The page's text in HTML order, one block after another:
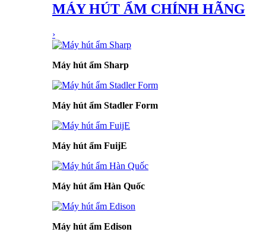
MÁY HÚT ẨM CHÍNH HÃNG
›
Máy hút ẩm Sharp
Máy hút ẩm Stadler Form
Máy hút ẩm FuijE
Máy hút ẩm Hàn Quốc
Máy hút ẩm Edison